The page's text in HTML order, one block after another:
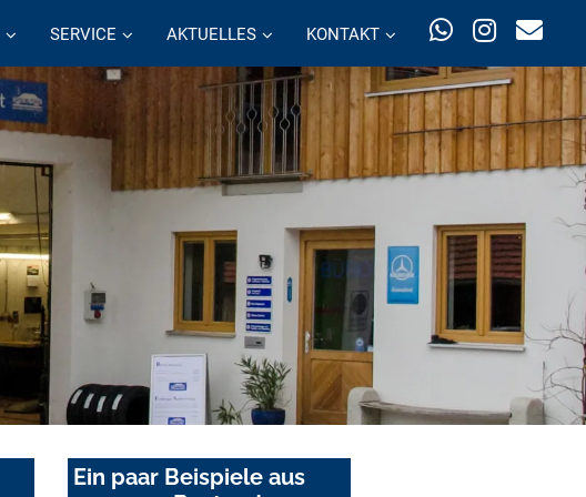
SERVICE AKTUELLES KONTAKT
Ein paar Beispiele aus